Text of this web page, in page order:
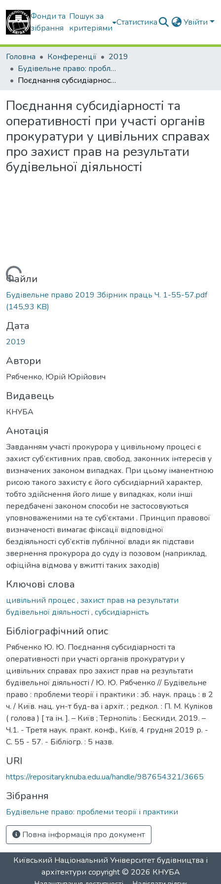
Фонди та
зібрання
Пошук за
критеріями
Статистика Увійти
Головна Конференції
2019
Будівельне право: проблеми теорії і практики
Поєднання субсидіарності та оперативності при участі органів прокуратури у цивільних справах про захист прав на результати будівельної діяльності
Поєднання субсидіарності та
оперативності при участі органів
прокуратури у цивільних справах
про захист прав на результати
будівельної діяльності
Вантажиться...
Файли
Будівельне право 2019 Збірник праць Ч. 1-55-57.pdf
(145,93 KB)
Дата
2019
Автори
Рябченко, Юрій Юрійович
Видавець
КНУБА
Анотація
Завданням участі прокурора у цивільному процесі є
захист суб’єктивних прав, свобод, законних інтересів у
визначених законом випадках. При цьому іманентною
рисою такого захисту є його субсидіарний характер,
тобто здійснення його лише у випадках, коли інші
передбачені законом способи не застосовуються
уповноваженими на те суб’єктами . Принцип правової
визначеності вимагає фіксації відповідної
бездіяльності суб’єктів публічної влади як підстави
звернення прокурора до суду із позовом (наприклад,
офіційна відмова у вжитті таких заходів)
Ключові слова
цивільний процес, захист прав на результати
будівельної діяльності , субсидіарність
Бібліографічний опис
Рябченко Ю. Ю. Поєднання субсидіарності та
оперативності при участі органів прокуратури у
цивільних справах про захист прав на результати
будівельної діяльності / Ю. Ю. Рябченко // Будівельне
право : проблеми теорії і практики : зб. наук. праць : в 2
ч. / Київ. нац. ун-т буд-ва і архіт. ; редкол. : П. М. Куліков
( голова ) [ та ін. ]. – Київ ; Тернопіль : Бескиди, 2019. –
Ч.1. - Третя наук. практ. конф., Київ, 4 грудня 2019 р. -
С. 55 - 57. - Бібліогр. : 5 назв.
URI
https://repositary.knuba.edu.ua/handle/987654321/3665
Зібрання
Будівельне право: проблеми теорії і практики
Повна інформація про документ
Київський Національний Університет будівництва і
архітектури copyright © 2026 КНУБА